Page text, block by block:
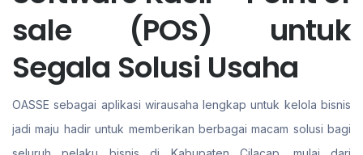
sale (POS) untuk
Segala Solusi Usaha
OASSE sebagai aplikasi wirausaha lengkap untuk kelola bisnis
jadi maju hadir untuk memberikan berbagai macam solusi bagi